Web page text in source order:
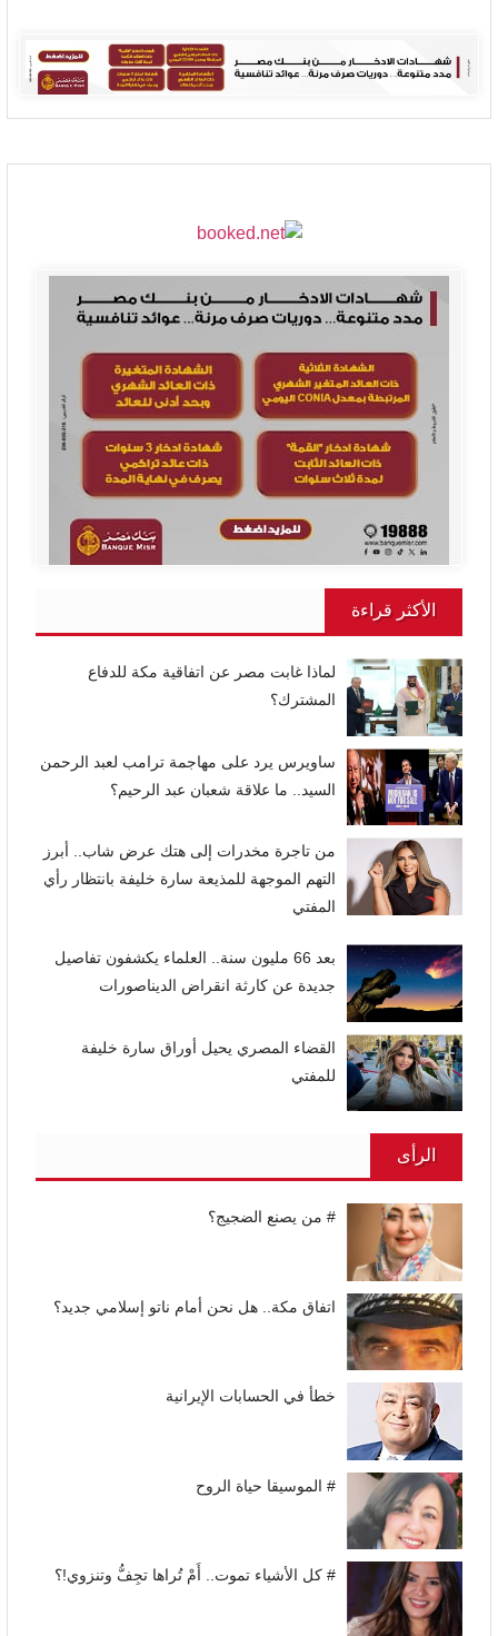
الأكثر قراءة
لماذا غابت مصر عن اتفاقية مكة للدفاع
المشترك؟
ساويرس يرد على مهاجمة ترامب لعبد الرحمن
السيد.. ما علاقة شعبان عبد الرحيم؟
من تاجرة مخدرات إلى هتك عرض شاب.. أبرز
التهم الموجهة للمذيعة سارة خليفة بانتظار رأي
المفتي
بعد 66 مليون سنة.. العلماء يكشفون تفاصيل
جديدة عن كارثة انقراض الديناصورات
القضاء المصري يحيل أوراق سارة خليفة
للمفتي
الرأى
# من يصنع الضجيج؟
اتفاق مكة.. هل نحن أمام ناتو إسلامي جديد؟
خطأ في الحسابات الإيرانية
# الموسيقا حياة الروح
# كل الأشياء تموت.. أَمْ تُراها تجِفُّ وتنزوي!؟